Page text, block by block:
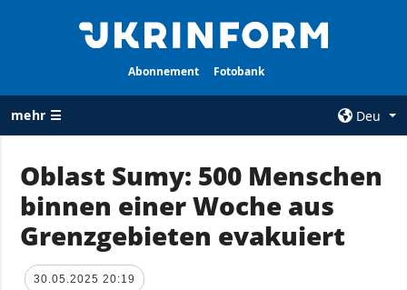
Abonnement Fotobank
mehr ☰
Deu
ALLE
Krieg
Wiederaufbau
AGENTUR
Über uns
Oblast Sumy: 500 Menschen
binnen einer Woche aus
Grenzgebieten evakuiert
30.05.2025 20:19